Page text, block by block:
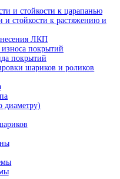
пленки
рентгеновской пленки
оборудование
проявочных машин